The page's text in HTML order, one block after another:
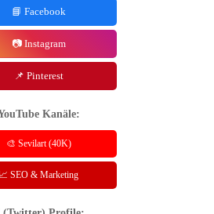
📘 Facebook
📷 Instagram
📌 Pinterest
Kanäle:
🎨 Sevilart (40K)
📈 SEO & Marketing